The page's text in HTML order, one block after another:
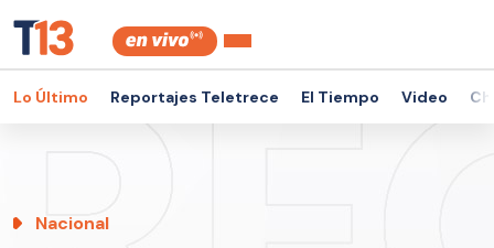
Lo Último Reportajes Teletrece El Tiempo Video
Nacional